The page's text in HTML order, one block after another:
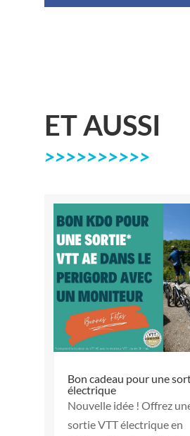
ET AUSSI
>>>>>>>>>>
Bon cadeau pour une
électrique
Nouvelle idée ! Offrez
sortie VTT électrique en